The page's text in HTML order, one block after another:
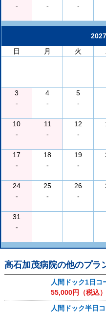
-
-
-
日
月 火
3
-
4
-
5
-
10
-
11
-
12
-
17
-
18
-
19
-
24
-
25
-
26
-
31
-
高石加茂病院の他のプラ
人間ドック1日コ
55,000円（税込）
人間ドック半日